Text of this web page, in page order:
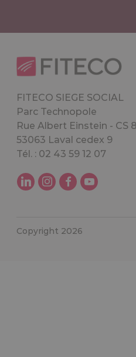
FITECO SIEGE SOCIAL
Parc Technopole
Rue Albert Einstein - CS
53063 Laval cedex 9
Tél. : 02 43 59 12 07
Copyright 2026